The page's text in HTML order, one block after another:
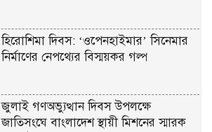
হিরোশিমা দিবস: ‘ওপেনহাইমার’ সিনেমার
নির্মাণের নেপথ্যের বিস্ময়কর গল্প
জুলাই গণঅভ্যুত্থান দিবস উপলক্ষে
জাতিসংঘে বাংলাদেশ স্থায়ী মিশনের স্মারক